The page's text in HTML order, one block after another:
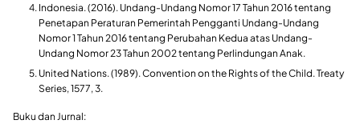
Indonesia. (2016). Undang-Undang Nomor 17 Tahun 2016 tentang
Penetapan Peraturan Pemerintah Pengganti Undang-Undang
Nomor 1 Tahun 2016 tentang Perubahan Kedua atas Undang-
Undang Nomor 23 Tahun 2002 tentang Perlindungan Anak.
United Nations. (1989). Convention on the Rights of the Child. Treaty
Series, 1577, 3.
Buku dan Jurnal: